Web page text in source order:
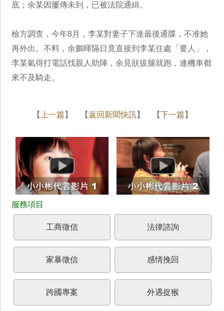
底；余某因屢傳未到，已被法院通緝。
檢方調查，今年8月，李某對妻子下達最後通牒，不准她
再外出。不料，余鵬暉隔日竟直接到李某住處「要人」，
李某氣得打電話找親人助陣，余見狀拔腿就跑，連機車都
來不及騎走。
【 上一篇 】 【返回新聞快訊】 【下一篇 】
工商徵信 法律諮詢
家暴徵信 感情挽回
跨國專案 外遇捉猴